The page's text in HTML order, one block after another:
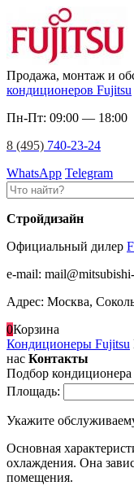
Продажа, монтаж и
кондиционеров Fujitsu
Пн-Пт: 09:00 — 18:00
8 (495) 740-23-24
WhatsApp Telegram
Стройдизайн
Официальный дилер
e-mail:
Адрес: Москва,
0Корзина
Кондиционеры Fujitsu
нас Контакты
Подбор кондиционера
Площадь:
Укажите
Основная
охлаждения. Она
помещения.